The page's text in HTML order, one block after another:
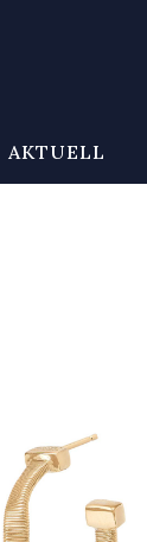
AKTUELL